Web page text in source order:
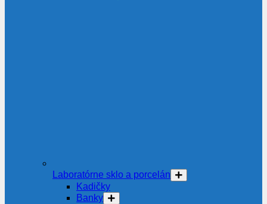
Laboratórne sklo a porcelán
Kadičky
Banky